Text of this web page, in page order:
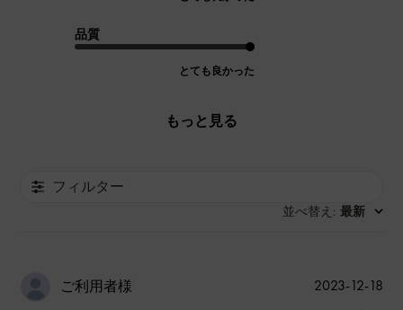
品質
とても良かった
もっと見る
フィルター
並べ替え : 最新
ご利用者様
公
2023-12-18